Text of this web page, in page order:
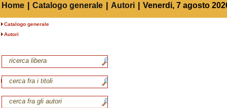
Home Catalogo generale Autori Venerdi, 7 agosto
Catalogo generale
Autori